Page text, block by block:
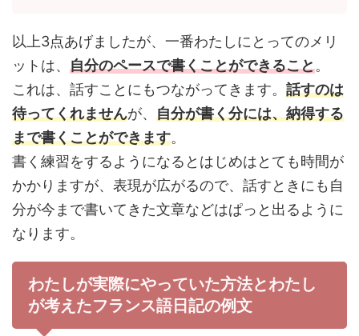
以上3点あげましたが、一番わたしにとってのメリ
ットは、 自分のペースで書くことができること。
これは、話すことにもつながってきます。 話すのは
待ってくれませんが、 自分が書く分には、納得する
まで書くことができます。
書く練習をするようになるとはじめはとても時間が
かかりますが、表現が広がるので、話すときにも自
分が今まで書いてきた文章などはぱっと出るように
なります。
わたしが実際にやっていた方法とわたし
が考えたフランス語日記の例文